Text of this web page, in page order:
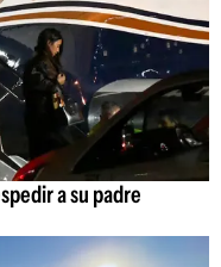
a su padre